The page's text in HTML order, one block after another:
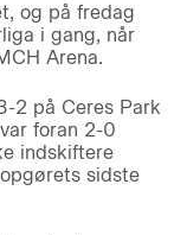
og på fredag
i gang, når
Arena.
2 på Ceres Park
foran 2-0
indskiftere
sidste